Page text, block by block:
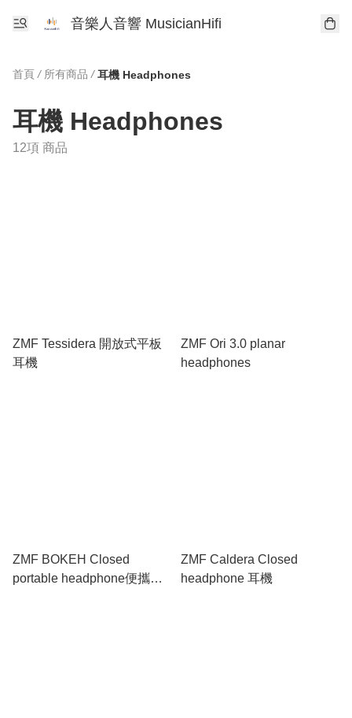
音樂人音響 MusicianHifi
首頁 / 所有商品 / 耳機 Headphones
耳機 Headphones
12項 商品
ZMF Tessidera 開放式平板
耳機
ZMF Ori 3.0 planar
headphones
ZMF BOKEH Closed
portable headphone便攜耳
ZMF Caldera Closed
headphone 耳機